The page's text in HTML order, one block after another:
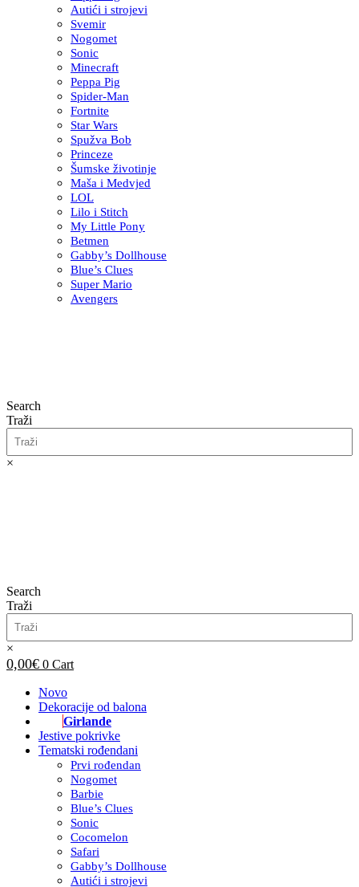
Autići i strojevi
Svemir
Nogomet
Sonic
Minecraft
Peppa Pig
Spider-Man
Fortnite
Star Wars
Spužva Bob
Princeze
Šumske životinje
Maša i Medvjed
LOL
Lilo i Stitch
My Little Pony
Betmen
Gabby’s Dollhouse
Blue’s Clues
Super Mario
Avengers
Search
Traži
×
Search
Traži
×
0,00€ 0 Cart
Novo
Dekoracije od balona
Girlande
Jestive pokrivke
Tematski rođendani
Prvi rođendan
Nogomet
Barbie
Blue’s Clues
Sonic
Cocomelon
Safari
Gabby’s Dollhouse
Autići i strojevi